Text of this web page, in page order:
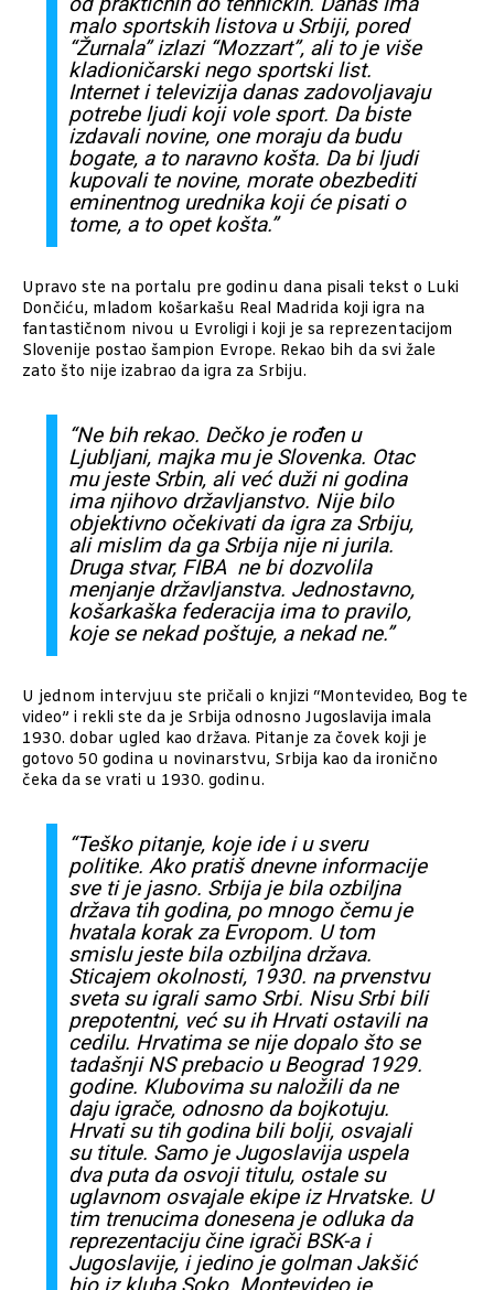
malo sportskih listova u Srbiji, pored
“Žurnala” izlazi “Mozzart”, ali to je više
kladioničarski nego sportski list.
Internet i televizija danas zadovoljavaju
potrebe ljudi koji vole sport. Da biste
izdavali novine, one moraju da budu
bogate, a to naravno košta. Da bi ljudi
kupovali te novine, morate obezbediti
eminentnog urednika koji će pisati o
tome, a to opet košta.”
Upravo ste na portalu pre godinu dana pisali tekst o Luki
Dončiću, mladom košarkašu Real Madrida koji igra na
fantastičnom nivou u Evroligi i koji je sa reprezentacijom
Slovenije postao šampion Evrope. Rekao bih da svi žale
zato što nije izabrao da igra za Srbiju.
“Ne bih rekao. Dečko je rođen u
Ljubljani, majka mu je Slovenka. Otac
mu jeste Srbin, ali već duži ni godina
ima njihovo državljanstvo. Nije bilo
objektivno očekivati da igra za Srbiju,
ali mislim da ga Srbija nije ni jurila.
Druga stvar, FIBA ne bi dozvolila
menjanje državljanstva. Jednostavno,
košarkaška federacija ima to pravilo,
koje se nekad poštuje, a nekad ne.”
U jednom intervjuu ste pričali o knjizi “Montevideo, Bog te
video” i rekli ste da je Srbija odnosno Jugoslavija imala
1930. dobar ugled kao država. Pitanje za čovek koji je
gotovo 50 godina u novinarstvu, Srbija kao da ironično
čeka da se vrati u 1930. godinu.
“Teško pitanje, koje ide i u sveru
politike. Ako pratiš dnevne informacije
sve ti je jasno. Srbija je bila ozbiljna
država tih godina, po mnogo čemu je
hvatala korak za Evropom. U tom
smislu jeste bila ozbiljna država.
Sticajem okolnosti, 1930. na prvenstvu
sveta su igrali samo Srbi. Nisu Srbi bili
prepotentni, već su ih Hrvati ostavili na
cedilu. Hrvatima se nije dopalo što se
tadašnji NS prebacio u Beograd 1929.
godine. Klubovima su naložili da ne
daju igrače, odnosno da bojkotuju.
Hrvati su tih godina bili bolji, osvajali
su titule. Samo je Jugoslavija uspela
dva puta da osvoji titulu, ostale su
uglavnom osvajale ekipe iz Hrvatske. U
tim trenucima donesena je odluka da
reprezentaciju čine igrači BSK-a i
Jugoslavije, i jedino je golman Jakšić